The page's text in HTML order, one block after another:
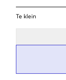
Te klein